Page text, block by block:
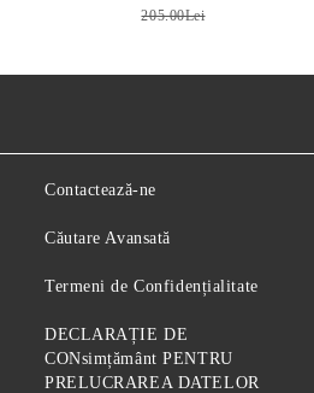
NEGRU
205.00Lei
Contactează-ne
Căutare Avansată
Termeni de Confidențialitate
DECLARAȚIE DE
CONsimțământ PENTRU
PRELUCRAREA DATELOR